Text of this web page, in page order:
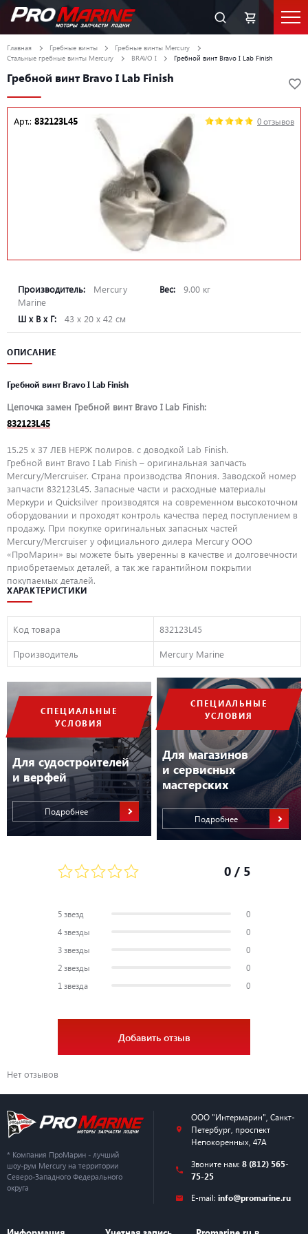
СПЕЦИАЛЬНЫЕ
УСЛОВИЯ
Для судостроителей
и верфей
Подробнее
СПЕЦИАЛЬНЫЕ
УСЛОВИЯ
Для магазинов
и сервисных
мастерских
Подробнее
Главная Гребные винты
Гребные винты Mercury
Стальные гребные винты Mercury
BRAVO I Гребной винт Bravo I Lab Finish
Гребной винт Bravo I Lab Finish
Арт.: 832123L45 0 отзывов
Производитель:
Mercury
Marine
Вес: 9.00 кг
Ш х В х Г: 43 х 20 х 42 см
ОПИСАНИЕ
Гребной винт Bravo I Lab Finish
Цепочка замен Гребной винт Bravo I Lab Finish:
832123L45
15.25 x 37 ЛЕВ НЕРЖ полиров. с доводкой Lab Finish.
Гребной винт Bravo I Lab Finish – оригинальная запчасть
Mercury/Mercruiser. Страна производства Япония. Заводской номер
запчасти 832123L45. Запасные части и расходные материалы
Меркури и Quicksilver производятся на современном высокоточном
оборудовании и проходят контроль качества перед поступлением в
продажу. При покупке оригинальных запасных частей
Mercury/Mercruiser у официального дилера Mercury ООО
«ПроМарин» вы можете быть уверенны в качестве и долговечности
приобретаемых деталей, а так же гарантийном покрытии
покупаемых деталей.
ХАРАКТЕРИСТИКИ
Код товара 832123L45
Производитель Mercury Marine
0 / 5
5 звезд
0
4 звезды
0
3 звезды
0
2 звезды
0
1 звезда
0
Добавить отзыв
Нет отзывов
* Компания ПроМарин - лучший
шоу-рум Mercury на территории
Северо-Западного Федерального
округа
ООО "Интермарин" Санкт-
Петербург, проспект
Непокоренных, 47А
Звоните нам: 8 (812) 565-
75-25
E-mail: info@promarine.ru